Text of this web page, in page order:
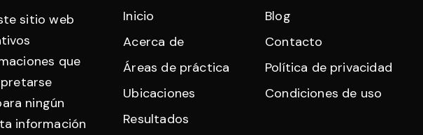
sitio web
que
ningún
información
Inicio
Acerca de
Áreas de práctica
Ubicaciones
Resultados
Blog
Contacto
Política de privacidad
Condiciones de uso